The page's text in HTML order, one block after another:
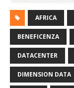
AFRICA
BENEFICENZA
DATACENTER
DIMENSION DATA